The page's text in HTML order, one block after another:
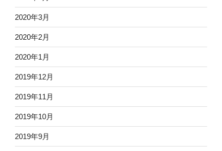
2020年3月
2020年2月
2020年1月
2019年12月
2019年11月
2019年10月
2019年9月